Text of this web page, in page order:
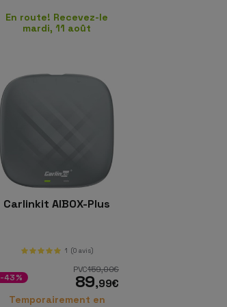
En route! Recevez-le
mardi, 11 août
Carlinkit AIBOX-Plus
1 (0 avis)
PVC159,00€
89,99€
-43%
Temporairement en